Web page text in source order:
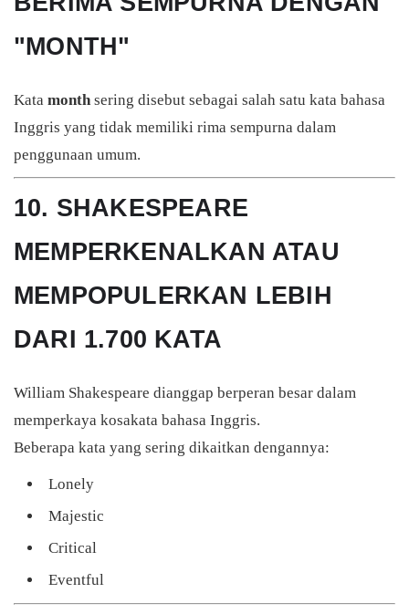
"MONTH"
Kata monthsering disebut sebagai salah satu kata bahasa
Inggris yang tidak memiliki rima sempurna dalam
penggunaan umum.
10. SHAKESPEARE
MEMPERKENALKAN ATAU
MEMPOPULERKAN LEBIH
DARI 1.700 KATA
William Shakespeare dianggap berperan besar dalam
memperkaya kosakata bahasa Inggris.
Beberapa kata yang sering dikaitkan dengannya:
Lonely
Majestic
Critical
Eventful